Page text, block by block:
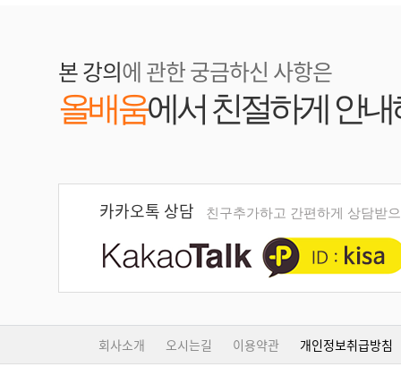
본 강의에 관한 궁금하신 사항은
올배움에서 친절하게 안
카카오톡 상담 친구추가하고 간편하게 상담받
회사소개 오시는길 이용약관 개인정보취급방침